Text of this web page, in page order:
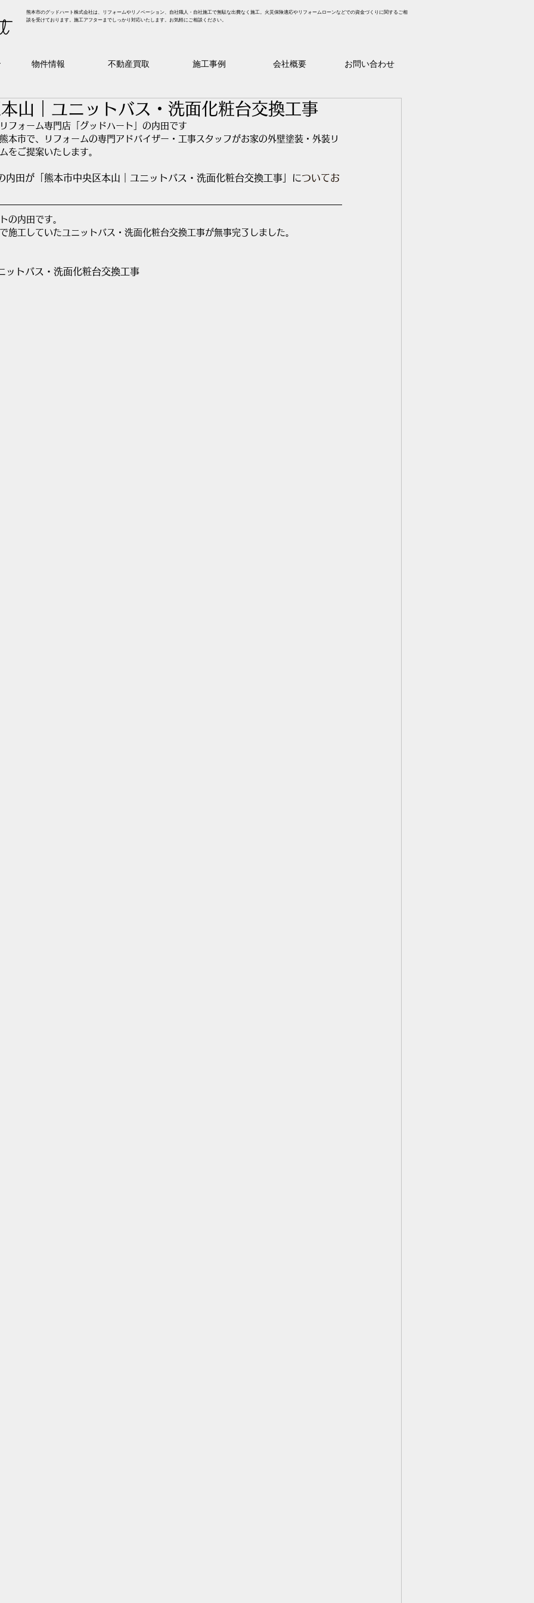
熊本市のグッドハート株式会社は、リフォームやリノベーション、自社職人・自社施工で無駄な出費なく施工。火災保険適応やリフォームローンなどでの資金づくりに関するご相
談を受けております。施工アフターまでしっかり対応いたします。お気軽にご相談ください。
物件情報 不動産買取 施工事例 会社概要 お問い合わせ
山｜ユニットバス・洗面化粧台交換工事
フォーム専門店「グッドハート」の内田です
本市で、リフォームの専門アドバイザー・工事スタッフがお家の外壁塗装・外装リ
をご提案いたします。
内田が「 熊本市中央区本山｜ユニットバス・洗面化粧台交換工事 」についてお
の内田です。
施工していたユニットバス・洗面化粧台交換工事が無事完了しました。
ットバス・洗面化粧台交換工事